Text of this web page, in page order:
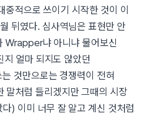
적으로 쓰이기 시작한 것이 이
뒤였다. 심사역님은 표현만 안
Wrapper냐 아니냐 물어보신
얼마 되지도 않았던
것만으로는 경쟁력이 전혀
말처럼 들리겠지만 그때의 시장
다) 이미 너무 잘 알고 계신 것처럼